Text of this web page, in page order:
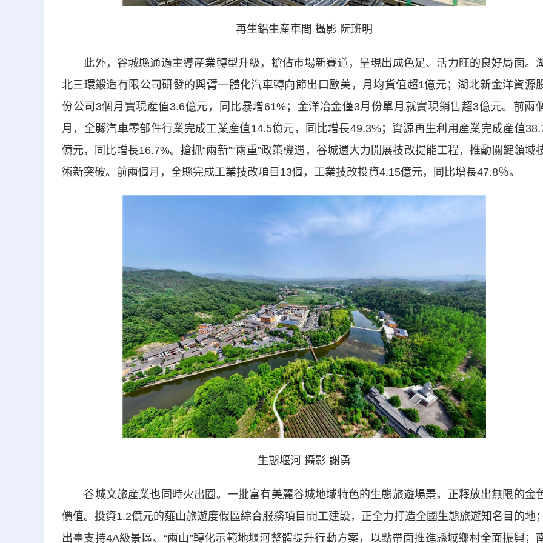
再生鋁生産車間 攝影 阮班明
此外，谷城縣通過主導産業轉型升級，搶佔市場新賽道，呈現出成色足、活力旺的良好局面。
北三環鍛造有限公司研發的與臂一體化汽車轉向節出口歐美，月均貨值超1億元；湖北新金洋資源
份公司3個月實現産值3.6億元，同比暴增61%；金洋冶金僅3月份單月就實現銷售超3億元。前兩
月，全縣汽車零部件行業完成工業産值14.5億元，同比增長49.3%；資源再生利用産業完成産值
億元，同比增長16.7%。搶抓“兩新”“兩重”政策機遇，谷城還大力開展技改提能工程，推動關鍵領域
術新突破。前兩個月，全縣完成工業技改項目13個，工業技改投資4.15億元，同比增長47.8％。
生態堰河 攝影 謝勇
谷城文旅産業也同時火出圈。一批富有美麗谷城地域特色的生態旅遊場景，正釋放出無限的金
價值。投資1.2億元的薤山旅遊度假區綜合服務項目開工建設，正全力打造全國生態旅遊知名目的地；
出臺支持4A級景區、“兩山”轉化示範地堰河整體提升行動方案，以點帶面推進縣域鄉村全面振興；